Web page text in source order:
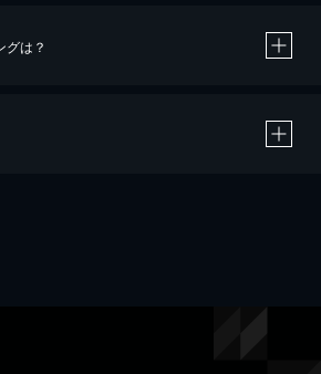
レジットカード決済による作品の購入 / レンタルです。
グは？